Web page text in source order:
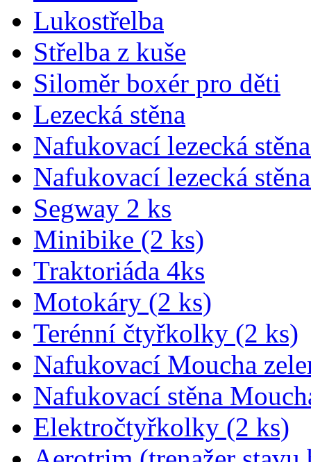
Lukostřelba
Střelba z kuše
Siloměr boxér pro děti
Lezecká stěna
Nafukovací lezecká
Nafukovací lezecká
Segway 2 ks
Minibike (2 ks)
Traktoriáda 4ks
Motokáry (2 ks)
Terénní čtyřkolky (2 ks)
Nafukovací Moucha
Nafukovací stěna
Elektročtyřkolky (2 ks)